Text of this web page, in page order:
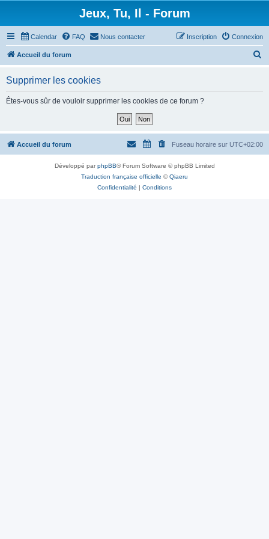
Jeux, Tu, Il - Forum
Calendar FAQ Nous contacter Connexion
Inscription
Accueil du forum
h
Supprimer les cookies
Êtes-vous sûr de vouloir supprimer les cookies de ce forum ?
Accueil du forum Fuseau horaire sur UTC+02:00
Développé parphpBB® Forum Software © phpBB Limited
Traduction française officielle ©Qiaeru
Confidentialité | Conditions